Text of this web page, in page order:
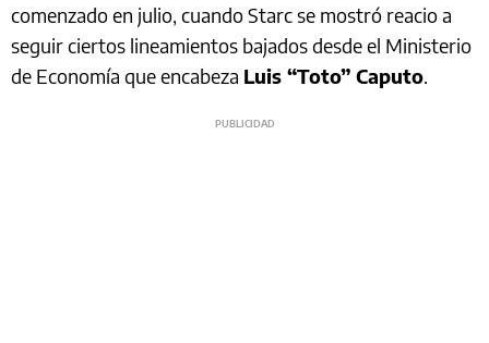
comenzado en julio, cuando Starc se mostró reacio a
seguir ciertos lineamientos bajados desde el Ministerio
de Economía que encabeza Luis “Toto” Caputo